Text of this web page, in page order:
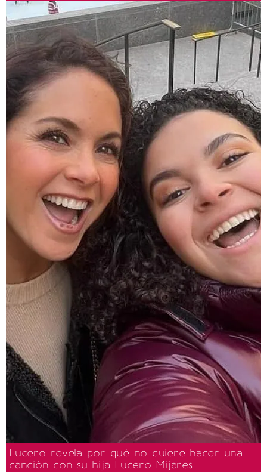
Lucero revela por qué no quiere hacer una
canción con su hija Lucero Mijares